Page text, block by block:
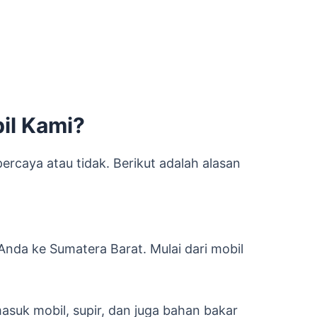
Kami?
atau tidak. Berikut adalah alasan
ke Sumatera Barat. Mulai dari mobil
mobil, supir, dan juga bahan bakar